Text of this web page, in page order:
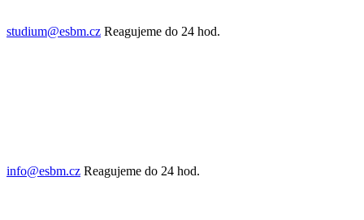
studium@esbm.cz Reagujeme do 24 hod.
info@esbm.cz Reagujeme do 24 hod.